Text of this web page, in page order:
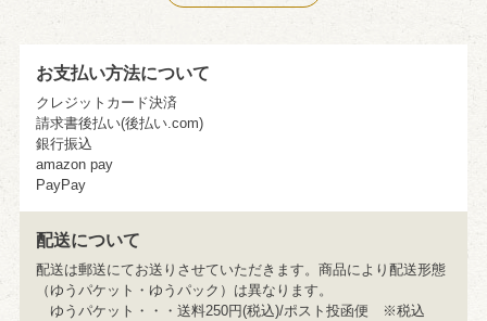
お支払い方法について
クレジットカード決済
請求書後払い(後払い.com)
銀行振込
amazon pay
PayPay
配送について
配送は郵送にてお送りさせていただきます。商品により配送形態
（ゆうパケット・ゆうパック）は異なります。
ゆうパケット・・・送料250円(税込)/ポスト投函便 ※税込